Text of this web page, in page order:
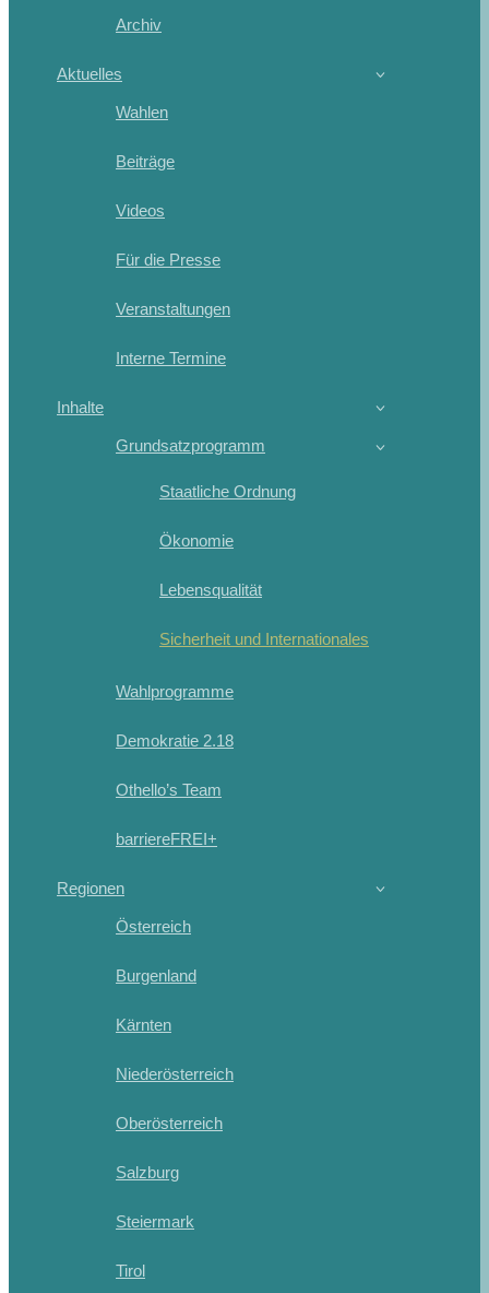
Archiv
Aktuelles
Wahlen
Beiträge
Videos
Für die Presse
Veranstaltungen
Interne Termine
Inhalte
Grundsatzprogramm
Staatliche Ordnung
Ökonomie
Lebensqualität
Sicherheit und Internationales
Wahlprogramme
Demokratie 2.18
Othello’s Team
barriereFREI+
Regionen
Österreich
Burgenland
Kärnten
Niederösterreich
Oberösterreich
Salzburg
Steiermark
Tirol